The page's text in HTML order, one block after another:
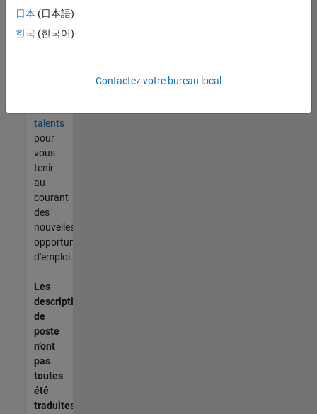
corresponde
à vos
talents
pour
vous
tenir
au
courant
des
nouvelles
opportunités
d'emploi.
Les
descriptions
de
poste
n’ont
pas
toutes
été
traduites.
日本 (日本語)
한국 (한국어)
Contactez votre bureau local